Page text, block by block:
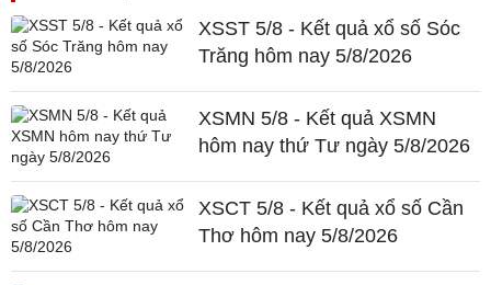
XSST 5/8 - Kết quả xổ số Sóc
Trăng hôm nay 5/8/2026
XSMN 5/8 - Kết quả XSMN
hôm nay thứ Tư ngày 5/8/2026
XSCT 5/8 - Kết quả xổ số Cần
Thơ hôm nay 5/8/2026